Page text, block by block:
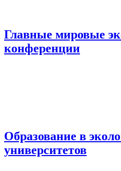
Главные мировые
конференции
Образование в
университетов